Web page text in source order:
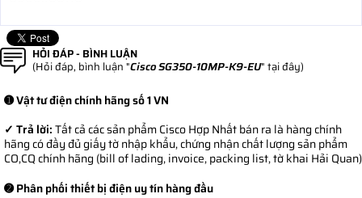
HỎI ĐÁP - BÌNH LUẬN
(Hỏi đáp, bình luận "Cisco SG350-10MP-K9-EU" tại đây)
➊ Vật tư điện chính hãng số 1 VN
✓ Trả lời:Tất cả các sản phẩm Cisco Hợp Nhất bán ra là hàng chính
hãng có đầy đủ giấy tờ nhập khẩu, chứng nhận chất lượng sản phẩm
CO,CQ chính hãng (bill of lading, invoice, packing list, tờ khai Hải Quan)
➋ Phân phối thiết bị điện uy tín hàng đầu